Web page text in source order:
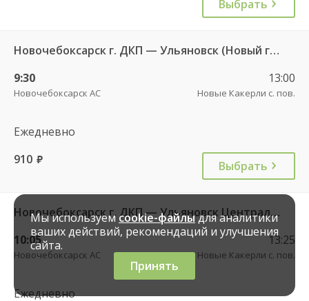
Выбрать
Новочебоксарск г. ДКП — Ульяновск (Новый город) 1156
9:30
Новочебоксарск АС
13:00
Новые Какерли с. пов.
Ежедневно
910 руб. Выбрать
Новочебоксарск г. ДКП — Ульяновск Центральный АВ ч/з ЦАВ 737
10:05
Новочебоксарск АС
13:25
Новые Какерли с. пов.
Ежедневно
Мы используем cookie-файлыдля аналитики
ваших действий, рекомендаций и улучшения
сайта.
Принять